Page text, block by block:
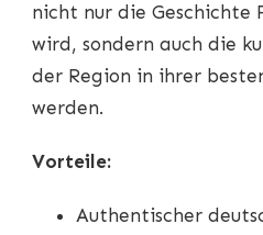
nicht nur die Geschichte
wird, sondern auch die
der Region in ihrer
werden.
Vorteile:
Authentischer